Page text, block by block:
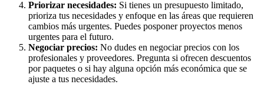
Priorizar necesidades: Si tienes un presupuesto limitado,
prioriza tus necesidades y enfoque en las áreas que requieren
cambios más urgentes. Puedes posponer proyectos menos
urgentes para el futuro.
Negociar precios: No dudes en negociar precios con los
profesionales y proveedores. Pregunta si ofrecen descuentos
por paquetes o si hay alguna opción más económica que se
ajuste a tus necesidades.